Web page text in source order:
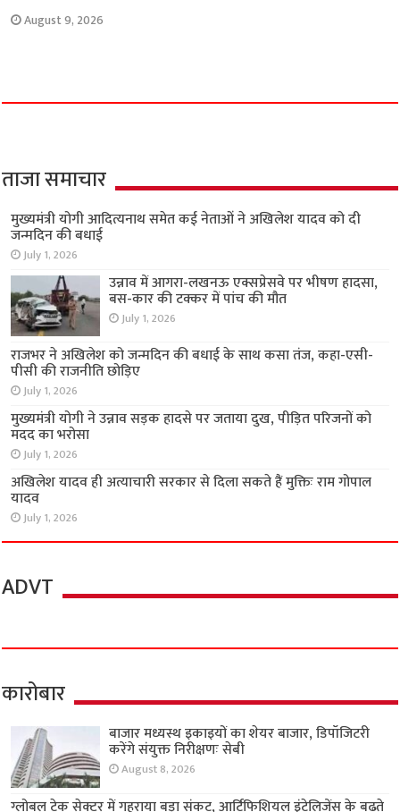
August 9, 2026
ताजा समाचार
मुख्यमंत्री योगी आदित्यनाथ समेत कई नेताओं ने अखिलेश यादव को दी
जन्मदिन की बधाई
July 1, 2026
उन्नाव में आगरा-लखनऊ एक्सप्रेसवे पर भीषण हादसा,
बस-कार की टक्कर में पांच की मौत
July 1, 2026
राजभर ने अखिलेश को जन्मदिन की बधाई के साथ कसा तंज, कहा-एसी-
पीसी की राजनीति छोड़िए
July 1, 2026
मुख्यमंत्री योगी ने उन्नाव सड़क हादसे पर जताया दुख, पीड़ित परिजनों को
मदद का भरोसा
July 1, 2026
अखिलेश यादव ही अत्याचारी सरकार से दिला सकते हैं मुक्तिः राम गोपाल
यादव
July 1, 2026
ADVT
कारोबार
बाजार मध्यस्थ इकाइयों का शेयर बाजार, डिपॉजिटरी
करेंगे संयुक्त निरीक्षणः सेबी
August 8, 2026
ग्लोबल टेक सेक्टर में गहराया बड़ा संकट, आर्टिफिशियल इंटेलिजेंस के बढ़ते